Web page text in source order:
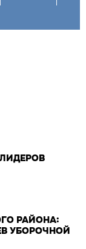
РАЙОНА:
УБОРОЧНОЙ